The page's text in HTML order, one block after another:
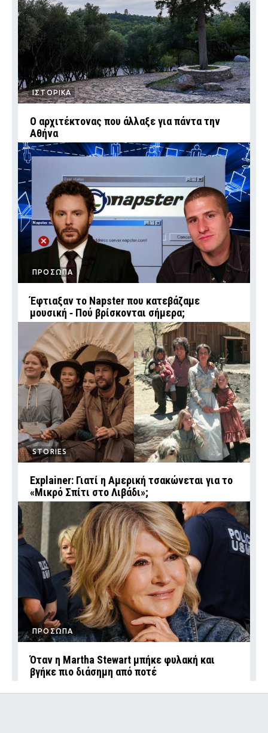
ΙΣΤΟΡΙΚΑ
Ο αρχιτέκτονας που άλλαξε για πάντα την
Αθήνα
ΠΡΟΣΩΠΑ
Έφτιαξαν το Napster που κατεβάζαμε
μουσική ‑ Πού βρίσκονται σήμερα;
STORIES
Explainer: Γιατί η Αμερική τσακώνεται για το
«Μικρό Σπίτι στο Λιβάδι»;
ΠΡΟΣΩΠΑ
Όταν η Martha Stewart μπήκε φυλακή και
βγήκε πιο διάσημη από ποτέ